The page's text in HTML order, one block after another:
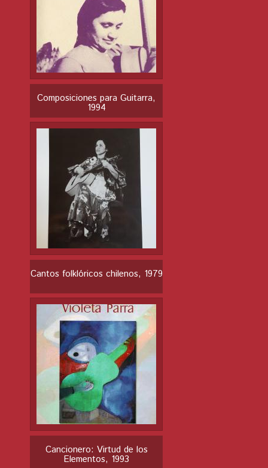
Composiciones para Guitarra,
1994
Cantos folklóricos chilenos, 1979
Cancionero: Virtud de los
Elementos, 1993